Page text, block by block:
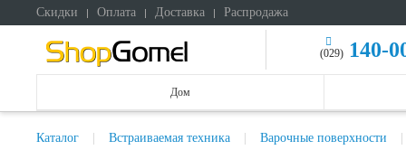
Скидки Оплата Доставка Распродажа
(029) 140-
Дом
Каталог Встраиваемая техника Варочные поверхности